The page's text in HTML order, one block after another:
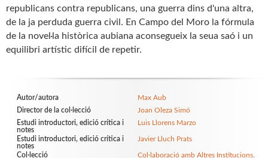
republicans contra republicans, una guerra dins d'una altra,
de la ja perduda guerra civil. En Campo del Moro la fórmula
de la novel·la històrica aubiana aconsegueix la seua saó i un
equilibri artístic difícil de repetir.
Autor/autora
Max Aub
Director de la col·lecció
Joan Oleza Simó
Estudi introductori, edició crítica i
notes
Luis Llorens Marzo
Estudi introductori, edició crítica i
notes
Javier Lluch Prats
Col·lecció
Col·laboració amb Altres Institucions.